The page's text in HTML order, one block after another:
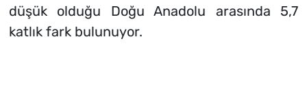
düşük olduğu Doğu Anadolu arasında 5,7
katlık fark bulunuyor.